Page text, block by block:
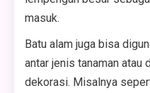
masuk.
Batu alam juga bisa
antar jenis tanaman atau
dekorasi. Misalnya